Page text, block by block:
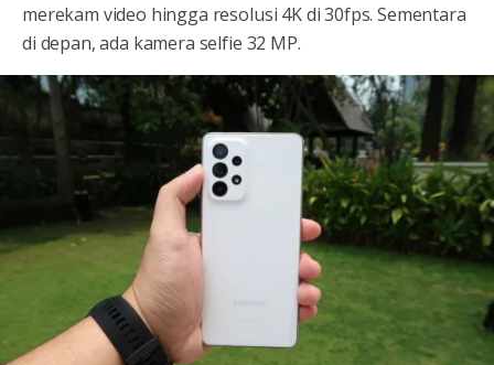
merekam video hingga resolusi 4K di 30fps. Sementara
di depan, ada kamera selfie 32 MP.